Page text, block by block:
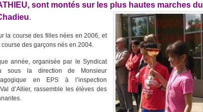
, sont montés sur les plus hautes marches du
.
la course des filles nées en 2006, et
des garçons nés en 2004.
année, organisée par le Syndicat
sous la direction de Monsieur
en EPS à l’inspection
d’Allier, rassemble les élèves des